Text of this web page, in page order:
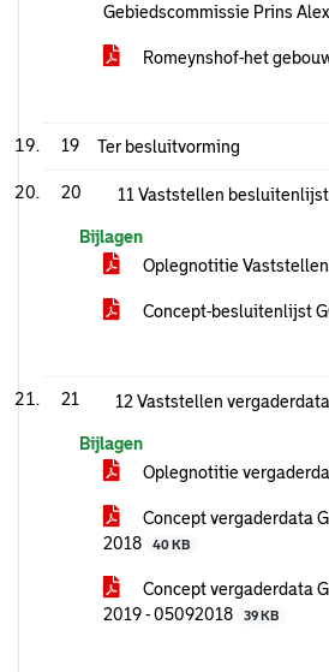
Gebiedscommissie Prins
Romeynshof-het
19 Ter besluitvorming
20 11 Vaststellen
Bijlagen
Oplegnotitie
Concept-besluitenlijst
21 12 Vaststellen
Bijlagen
Oplegnotitie
Concept vergaderdata
2018
40 KB
Concept vergaderdata
2019 - 05092018
39 KB